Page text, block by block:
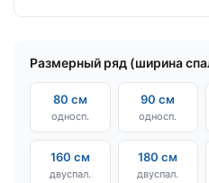
Размерный ряд (ширина
80 см
односп.
90 см
односп.
160 см
двуспал.
180 см
двуспал.